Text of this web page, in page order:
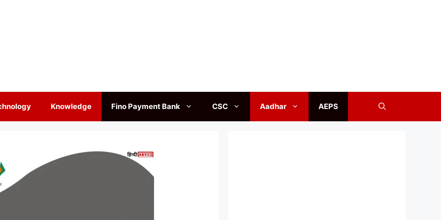
Knowledge Fino Payment Bank CSC Aadhar AEPS